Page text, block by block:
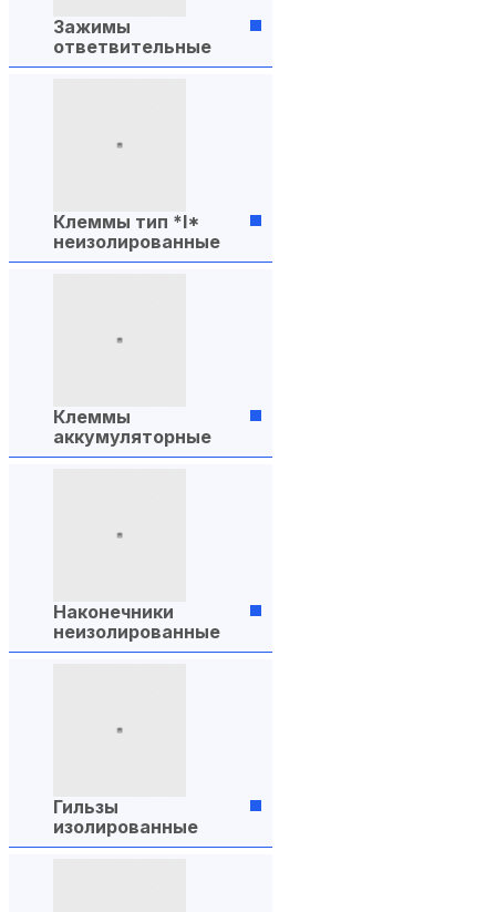
Зажимы
ответвительные
Клеммы тип *I*
неизолированные
Клеммы
аккумуляторные
Наконечники
неизолированные
Гильзы
изолированные